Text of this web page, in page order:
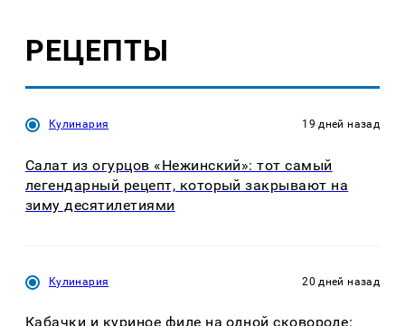
РЕЦЕПТЫ
Кулинария 19 дней назад
Салат из огурцов «Нежинский»: тот самый
легендарный рецепт, который закрывают на
зиму десятилетиями
Кулинария 20 дней назад
Кабачки и куриное филе на одной сковороде: